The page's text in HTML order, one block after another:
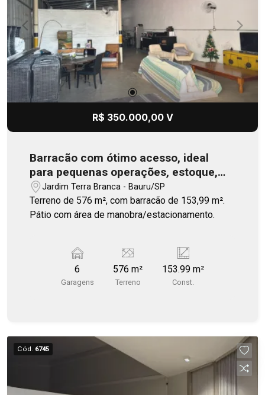
água, luz e IPTU inclusos - Sistema de segurança
com câmeras, alarme e monitoramento - Lavabos
e lavatórios Transforme seu atendimento em uma
experiência premium. Agende uma visita e
conheça seu novo espaço de trabalho.
R$ 350.000,00 V
Barracão com ótimo acesso, ideal
para pequenas operações, estoque,
oficina e prestação de serviços
Jardim Terra Branca - Bauru/SP
Terreno de 576 m², com barracão de 153,99 m².
Pátio com área de manobra/estacionamento.
6
Garagens
576 m²
Terreno
153.99 m²
Const.
Cód. 6745